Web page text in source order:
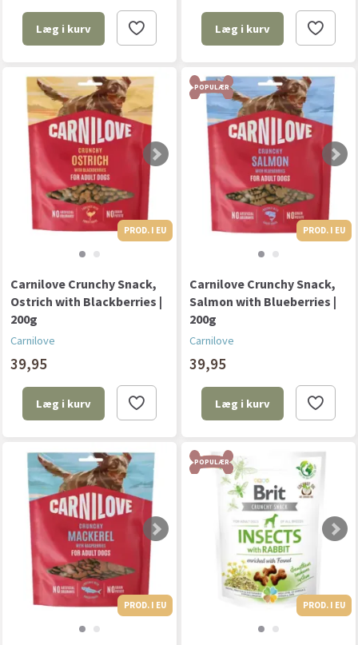
Læg i kurv Læg i kurv
PROD. I EU PROD. I EU
Carnilove Crunchy Snack,
Ostrich with Blackberries |
200g
Carnilove
39,95
Læg i kurv
POPULÆR
PROD. I EU
Carnilove Crunchy Snack,
Salmon with Blueberries |
200g
Carnilove
39,95
Læg i kurv
PROD. I EU PROD. I EU
POPULÆR
PROD. I EU